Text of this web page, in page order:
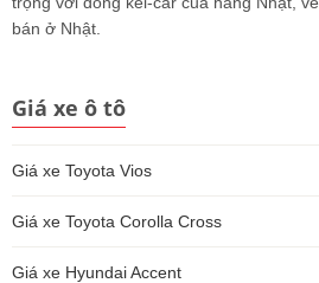
bán ở Nhật.
Giá xe ô tô
Giá xe Toyota Vios
Giá xe Toyota Corolla Cross
Giá xe Hyundai Accent